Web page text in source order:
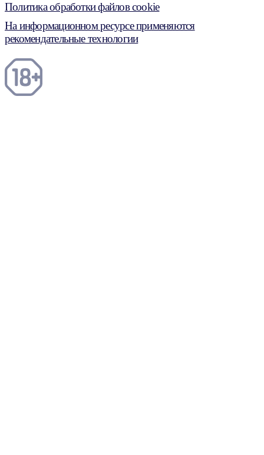
Политика обработки файлов cookie
На информационном ресурсе применяются
рекомендательные технологии